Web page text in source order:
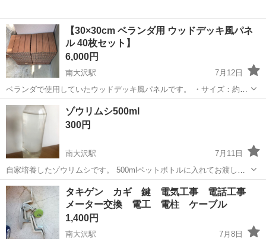
【30×30cm ベランダ用 ウッドデッキ風パネ
ル 40枚セット】
6,000円
南大沢駅
7月12日
ベランダで使用していたウッドデッキ風パネルです。 ・サイズ：約
30cm × 30cm ・枚数：40枚 ・カラー：ブラウン 使用に伴う多少の汚
れや小キズはありますが、割れや大きな破損はなく、まだまだお使い
いただけます。 ...
東京 八王子市 南大沢駅
ゾウリムシ500ml
300円
南大沢駅
7月11日
自家培養したゾウリムシです。 500mlペットボトルに入れてお渡しし
ます。
東京 八王子市 南大沢駅 その他 ゾウリムシ
タキゲン カギ 鍵 電気工事 電話工事
メーター交換 電工 電柱 ケーブル
1,400円
南大沢駅
7月8日